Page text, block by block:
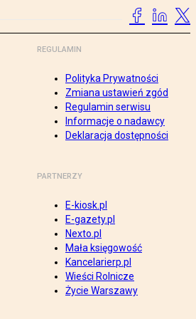
REGULAMIN
Polityka Prywatności
Zmiana ustawień zgód
Regulamin serwisu
Informacje o nadawcy
Deklaracja dostępności
PARTNERZY
E-kiosk.pl
E-gazety.pl
Nexto.pl
Mała księgowość
Kancelarierp.pl
Wieści Rolnicze
Życie Warszawy